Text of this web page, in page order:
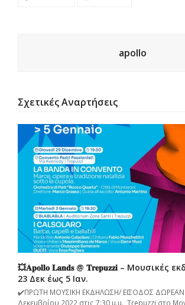
apollo
Σχετικές Αναρτήσεις
💥𝐀𝐩𝐨𝐥𝐥𝐨 𝐋𝐚𝐧𝐝𝐬 @ 𝐓𝐫𝐞𝐩𝐮𝐳𝐳𝐢 – Μουσικές
23 Δεκ έως 5 Ιαν.
✔️ΠΡΩΤΗ ΜΟΥΣΙΚΗ ΕΚΔΗΛΩΣΗ/ ΕΙΣΟΔΟΣ ΔΩΡΕΑΝ
Δεκεμβρίου 2022 στις 7:30 μ.μ., Trepuzzi στο